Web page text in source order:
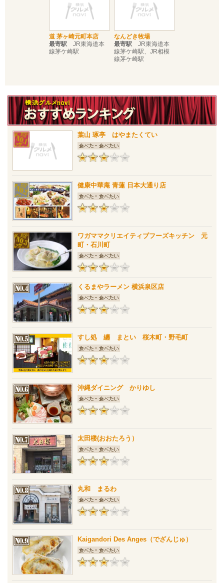
道 茅ヶ崎元町本店
最寄駅 JR東海道本
線茅ケ崎駅
なんどき牧場
最寄駅 JR東海道本
線茅ケ崎駅、JR相模
線茅ケ崎駅
葉山 琢亭 はやまたくてい
健康中華庵 青蓮 日本大通り店
ワガママクリエイティブフーズキッチン 元
町・石川町
くるまやラーメン 横浜泉区店
すし処 纏 まとい 桜木町・野毛町
沖縄ダイニング かりゆし
太田楼(おおたろう）
丸和 まるわ
Kaigandori Des Anges（でざんじゅ）